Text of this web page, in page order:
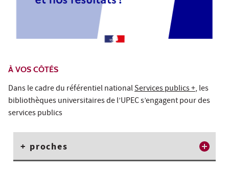
À VOS CÔTÉS
Dans le cadre du référentiel nationalServices publics +, les
bibliothèques universitaires de l’UPEC s’engagent pour des
services publics
+ proches